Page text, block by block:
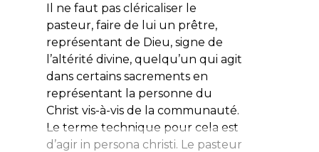
Il ne faut pas cléricaliser le
pasteur, faire de lui un prêtre,
représentant de Dieu, signe de
l’altérité divine, quelqu’un qui agit
dans certains sacrements en
représentant la personne du
Christ vis-à-vis de la communauté.
Le terme technique pour cela est
d’agir in persona christi. Le pasteur